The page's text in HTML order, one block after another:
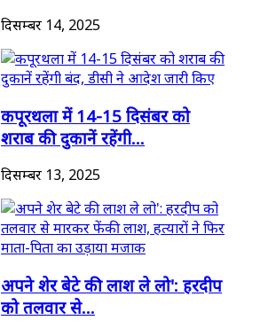
दिसम्बर 14, 2025
कपूरथला में 14-15 दिसंबर को
शराब की दुकानें रहेंगी...
दिसम्बर 13, 2025
अपने शेर बेटे की लाश ले लो': हरदीप
को तलवार से...